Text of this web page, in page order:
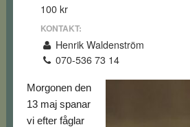
100 kr
KONTAKT:
Henrik Waldenström
070-536 73 14
Morgonen den
13 maj spanar
vi efter fåglar